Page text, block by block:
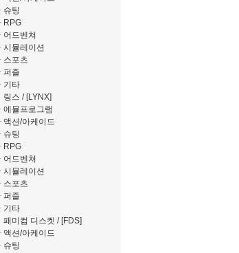
슈팅
RPG
어드벤쳐
시뮬레이션
스포츠
퍼즐
기타
링스 / [LYNX]
에뮬프로그램
액션/아케이드
슈팅
RPG
어드벤쳐
시뮬레이션
스포츠
퍼즐
기타
패미컴 디스켓 / [FDS]
액션/아케이드
슈팅